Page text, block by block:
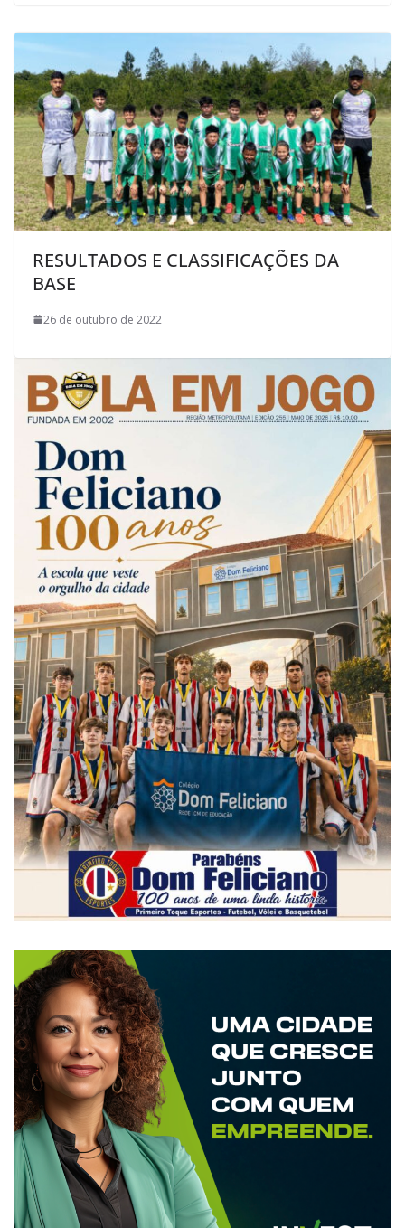
RESULTADOS E CLASSIFICAÇÕES DA
BASE
26 de outubro de 2022